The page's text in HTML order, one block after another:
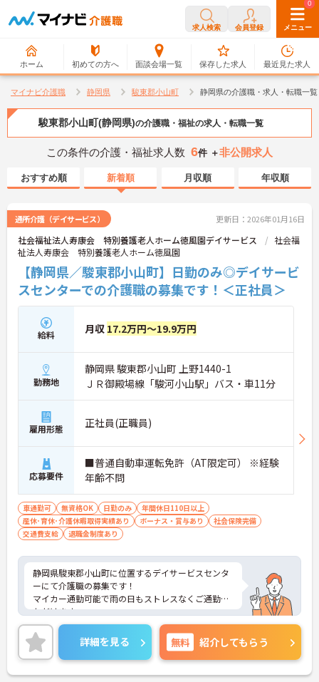
求人検索 会員登録 メニュー
ホーム 初めての方へ 面談会場一覧
0
保存した求人
0
最近見た求人
マイナビ介護職 静岡県 駿東郡小山町 静岡県の介護職・求人・転職一覧
駿東郡小山町(静岡県)の介護職・福祉の求人・転職一覧
この条件の介護・福祉求人数 6件 ＋非公開求人
おすすめ順 新着順 月収順 年収順
通所介護（デイサービス） 更新日：2026年01月16日
社会福祉法人寿康会 特別養護老人ホーム徳風園デイサービス
社会福
祉法人寿康会 特別養護老人ホーム徳風園
【静岡県／駿東郡小山町】日勤のみ◎デイサービ
スセンターでの介護職の募集です！＜正社員＞
給料 月収 17.2万円～19.9万円
勤務地
静岡県 駿東郡小山町 上野1440-1
ＪＲ御殿場線「駿河小山駅」バス・車11分
雇用形態 正社員(正職員)
応募要件
■普通自動車運転免許（AT限定可） ※経験
年齢不問
車通勤可 無資格OK 日勤のみ
年間休日110日以上
産休･育休･介護休暇取得実績あり
ボーナス・賞与あり
社会保険完備
交通費支給
退職金制度あり
静岡県駿東郡小山町に位置するデイサービスセンタ
ーにて介護職の募集です！
マイカー通勤可能で雨の日もストレスなくご通勤い
ただけます。
日勤のみのお仕事なので、終業後にプライベートも
充実させることができます♪
ご興味ある方には、面接対策ポイントなど、さらに
詳細をお話しいたしますのでお気軽にご相談くださ
い！
詳細を見る 無料 紹介してもらう